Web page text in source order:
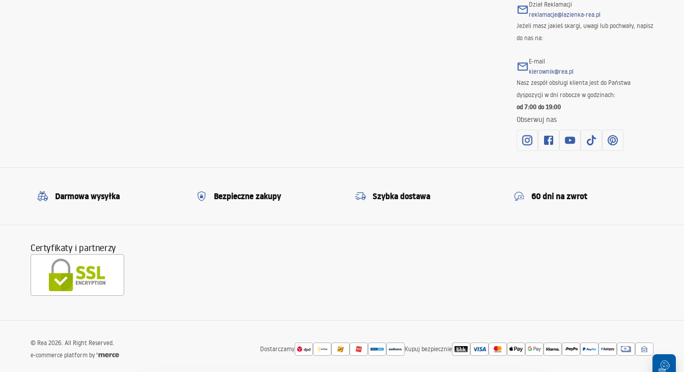
Dział Reklamacji
reklamacje@lazienka-rea.pl
Jeżeli masz jakieś skargi, uwagi lub pochwały, napisz
do nas na:
E-mail
kierownik@rea.pl
Nasz zespół obsługi klienta jest do Państwa
dyspozycji w dni robocze w godzinach:
od 7:00 do 19:00
Obserwuj nas
Darmowa wysyłka Bezpieczne zakupy Szybka dostawa 60 dni na zwrot
Certyfikaty i partnerzy
Dostarczamy Kupuj bezpiecznie
© Rea 2026. All Right Reserved.
e-commerce platform by